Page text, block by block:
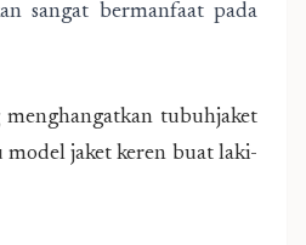
sangat bermanfaat pada
menghangatkan tubuhjaket
model jaket keren buat laki-